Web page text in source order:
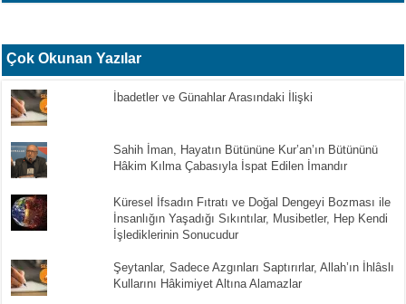
Çok Okunan Yazılar
İbadetler ve Günahlar Arasındaki İlişki
Sahih İman, Hayatın Bütününe Kur’an’ın Bütününü
Hâkim Kılma Çabasıyla İspat Edilen İmandır
Küresel İfsadın Fıtratı ve Doğal Dengeyi Bozması ile
İnsanlığın Yaşadığı Sıkıntılar, Musibetler, Hep Kendi
İşlediklerinin Sonucudur
Şeytanlar, Sadece Azgınları Saptırırlar, Allah’ın İhlâslı
Kullarını Hâkimiyet Altına Alamazlar